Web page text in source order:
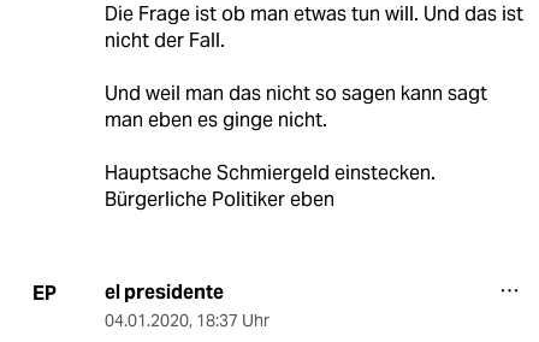
Die Frage ist ob man etwas tun will. Und das ist
nicht der Fall.
Und weil man das nicht so sagen kann sagt
man eben es ginge nicht.
Hauptsache Schmiergeld einstecken.
Bürgerliche Politiker eben
EP el presidente
04.01.2020, 18:37 Uhr